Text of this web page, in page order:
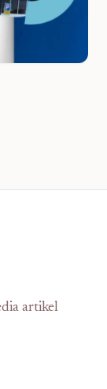
artikel